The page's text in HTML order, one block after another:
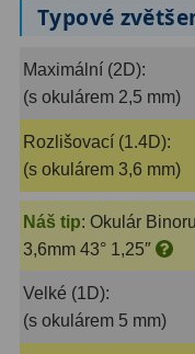
Ostatní
Laserové kolimátory
Optické kolimátory11
Umělé hvězdy 5
Zrcátka a hranoly61
Diagonální zrcátka
Typové
Maximální (2D):
(s okulárem 2,5 mm)
Rozlišovací (1.4D):
(s okulárem 3,6 mm)
Náš tip: Okulár
3,6mm 43° 1,25″
Velké (1D):
(s okulárem 5 mm)